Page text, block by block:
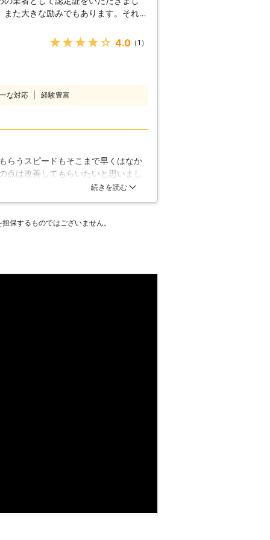
た大きな励みでもあります。それだ
」とお思いでしたら、どうぞいつで
で例えるなら、天井裏は頭、柱は
井裏は被害を受けると崩れてきます
てしまいます。シロアリはどなたに
にもできることはたくさんありま
ング、不用品処分、更にその他雑用
24時間対応なので、お困りごとは
★★★★★ 4.0（1）
な対応 経験豊富
らうスピードもそこまで早くはなか
点は改善してもらいたいと思いまし
訳ではなかったので、一般的な業
続きを読む
保するものではございません。